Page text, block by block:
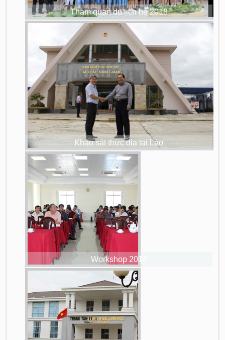
Tham quan du lịch hè 2018
Khảo sát thực địa tại Lào
Workshop 2016